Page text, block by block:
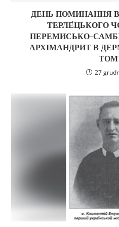
ДЕНЬ ПОМИНАННЯ
ТЕРЛЕ́ЦЬКОГО
ПЕРЕМИСЬКО-
АРХІМАНДРИТ В
27